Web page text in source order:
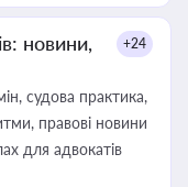
новини,
+24
судова практика,
правові новини
для адвокатів